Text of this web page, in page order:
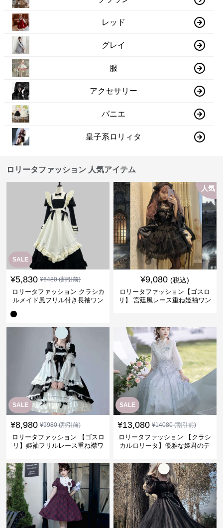
レッド
グレイ
服
アクセサリー
パニエ
皇子系ロリィタ
ロリータファッション 人気アイテム
SALE
¥5,830 ¥6480(割引前)
ロリータファッション クラシカ
ルメイド風フリル付き長袖ワン
人気
¥9,080 (税込)
ロリータファッション【ゴスロ
リ】 宮廷風レース重ね姫袖ワン
SALE
¥8,980 ¥9980(割引前)
ロリータファッション 【ゴスロ
リ】姫袖フリルレース重ね襟ワ
SALE
¥13,080 ¥14080(割引前)
ロリータファッション 【クラシ
カルロリータ】優雅な姫君のテ